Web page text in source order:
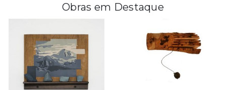
Obras em Destaque